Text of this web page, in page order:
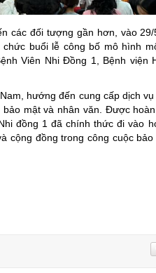
các đối tượng gần hơn, vào
buổi lễ công bố mô hình
Viên Nhi Đồng 1, Bệnh viện
hướng đến cung cấp dịch
mật và nhân văn. Được
đồng 1 đã chính thức đi vào
cộng đồng trong công cuộc